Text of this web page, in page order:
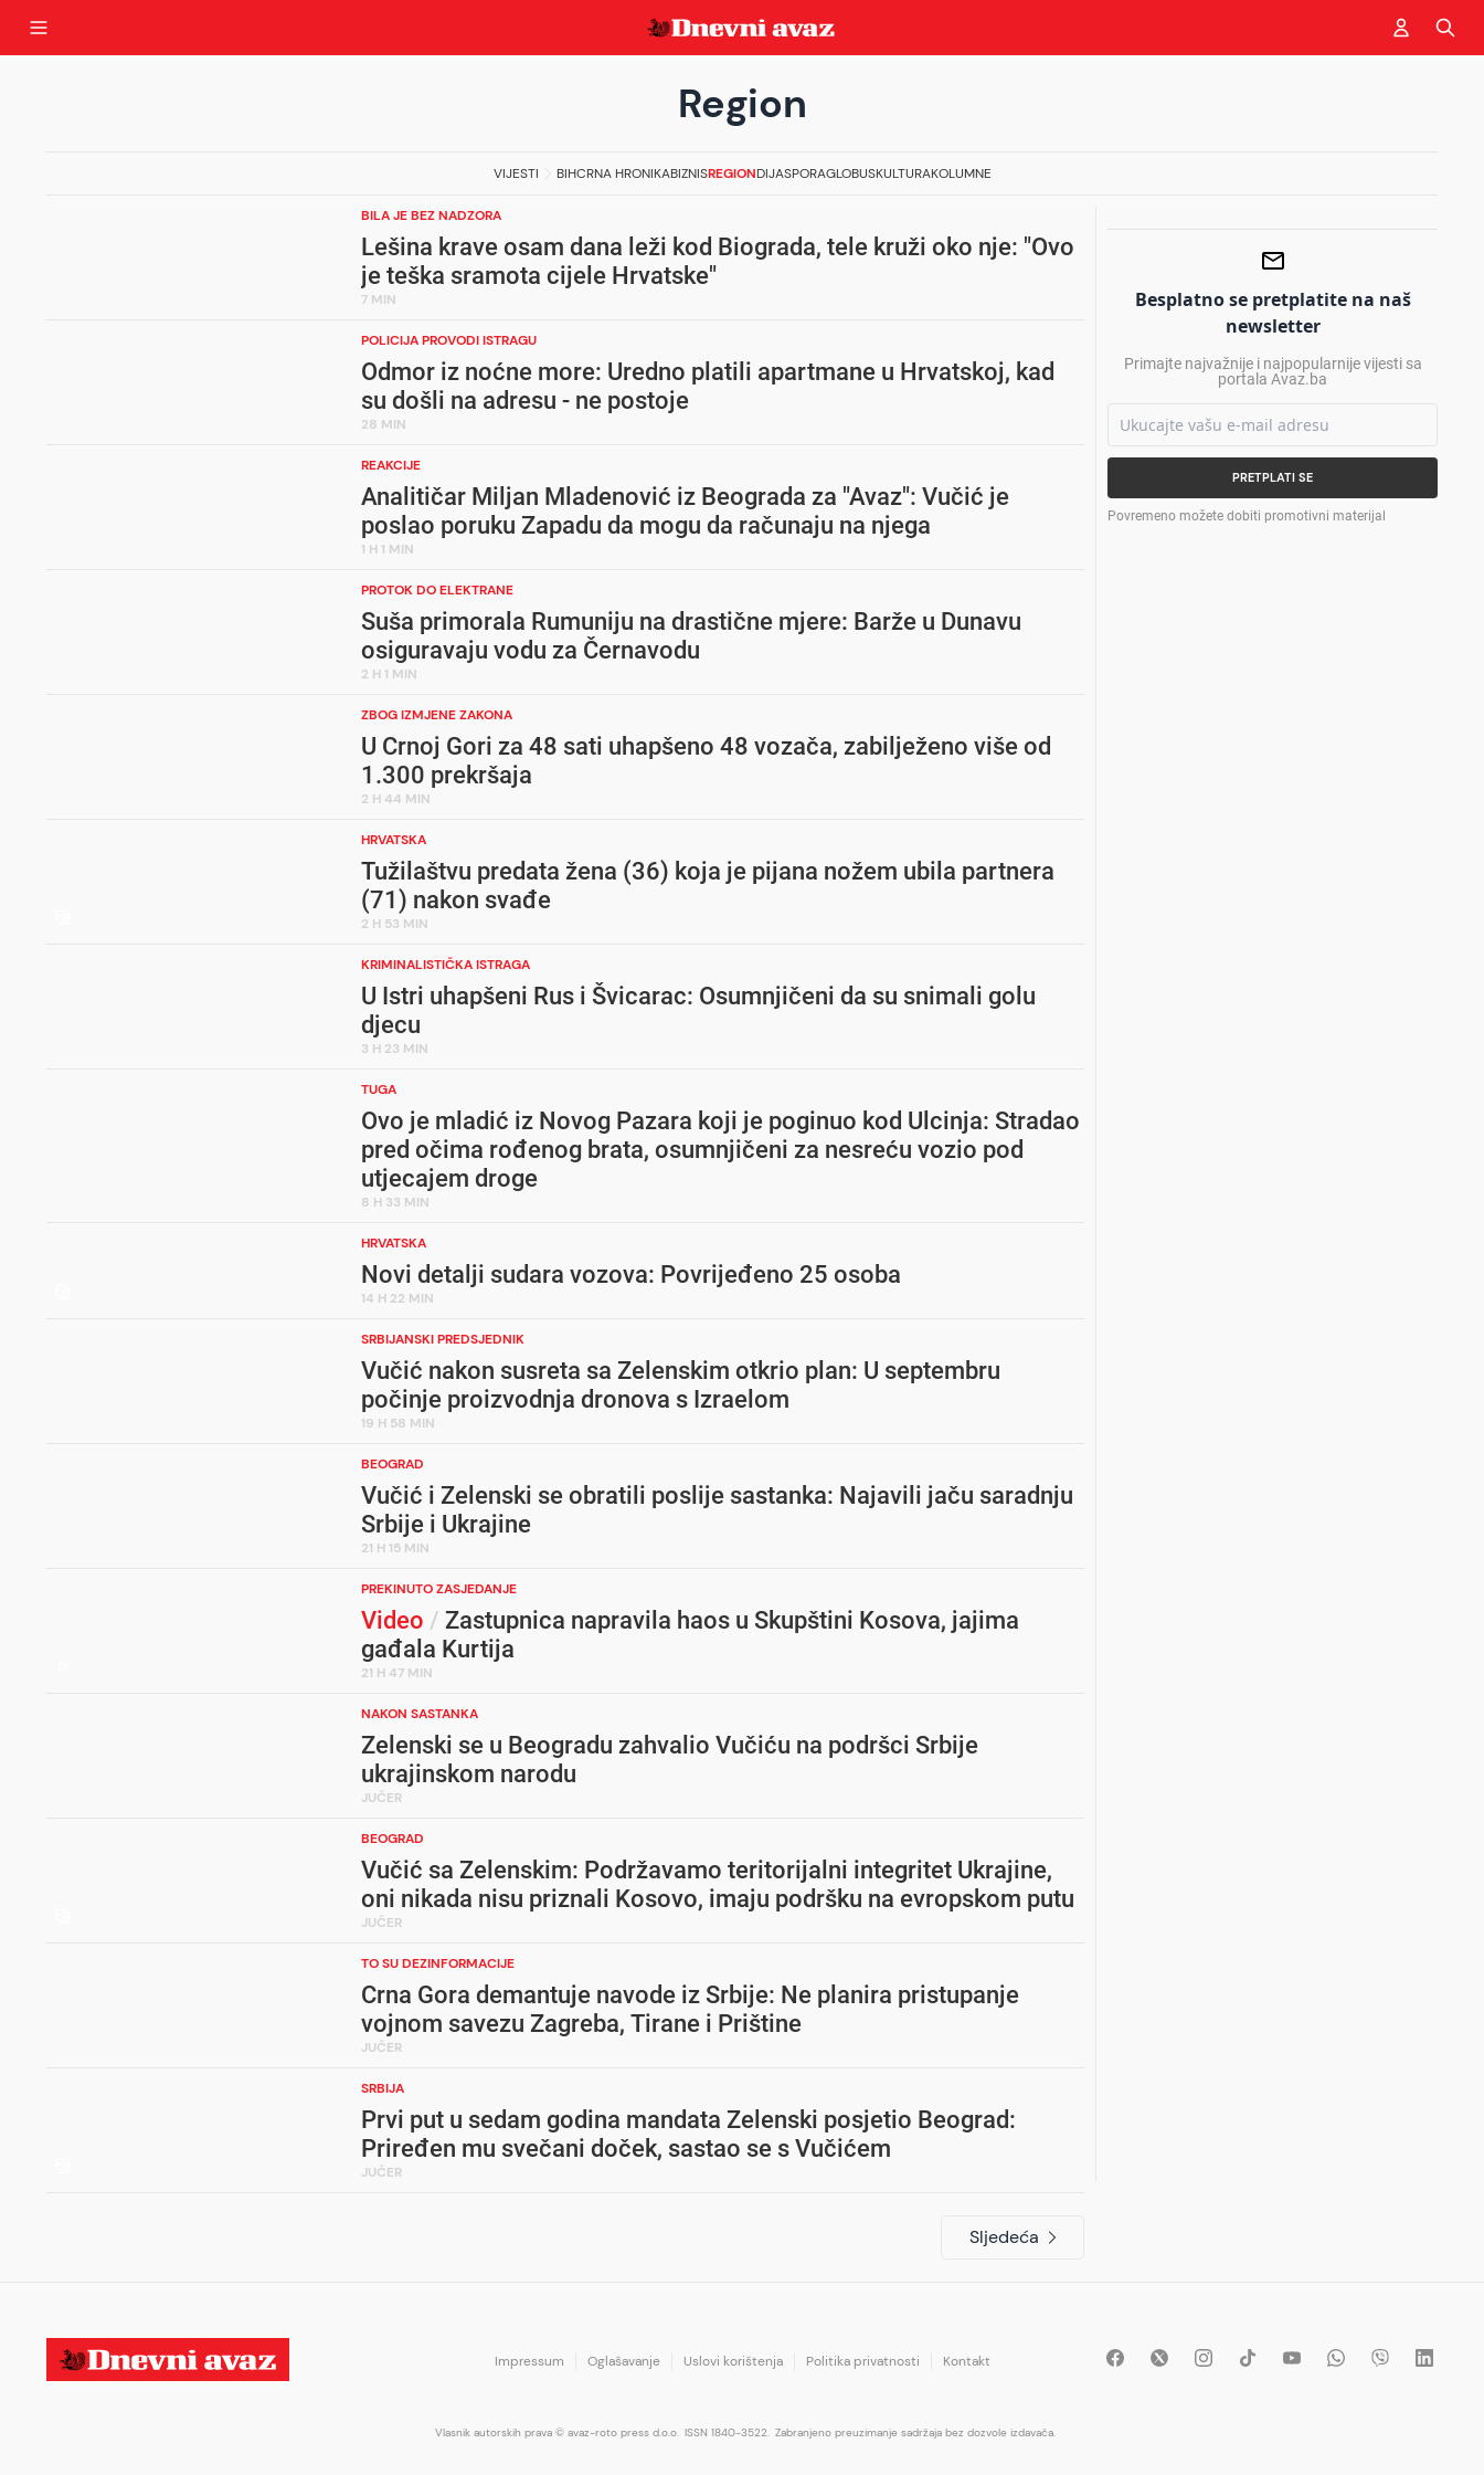
Region
VIJESTI BIHCRNA HRONIKABIZNISREGIONDIJASPORAGLOBUSKULTURAKOLUMNE
BILA JE BEZ NADZORA
Lešina krave osam dana leži kod Biograda, tele kruži oko nje: "Ovo
je teška sramota cijele Hrvatske"
7 MIN
POLICIJA PROVODI ISTRAGU
Odmor iz noćne more: Uredno platili apartmane u Hrvatskoj, kad
su došli na adresu - ne postoje
28 MIN
REAKCIJE
Analitičar Miljan Mladenović iz Beograda za "Avaz": Vučić je
poslao poruku Zapadu da mogu da računaju na njega
1 H 1 MIN
PROTOK DO ELEKTRANE
Suša primorala Rumuniju na drastične mjere: Barže u Dunavu
osiguravaju vodu za Černavodu
2 H 1 MIN
ZBOG IZMJENE ZAKONA
U Crnoj Gori za 48 sati uhapšeno 48 vozača, zabilježeno više od
1.300 prekršaja
2 H 44 MIN
HRVATSKA
Tužilaštvu predata žena (36) koja je pijana nožem ubila partnera
(71) nakon svađe
2 H 53 MIN
KRIMINALISTIČKA ISTRAGA
U Istri uhapšeni Rus i Švicarac: Osumnjičeni da su snimali golu
djecu
3 H 23 MIN
TUGA
Ovo je mladić iz Novog Pazara koji je poginuo kod Ulcinja: Stradao
pred očima rođenog brata, osumnjičeni za nesreću vozio pod
utjecajem droge
8 H 33 MIN
HRVATSKA
Novi detalji sudara vozova: Povrijeđeno 25 osoba
14 H 22 MIN
SRBIJANSKI PREDSJEDNIK
Vučić nakon susreta sa Zelenskim otkrio plan: U septembru
počinje proizvodnja dronova s Izraelom
19 H 58 MIN
BEOGRAD
Vučić i Zelenski se obratili poslije sastanka: Najavili jaču saradnju
Srbije i Ukrajine
21 H 15 MIN
PREKINUTO ZASJEDANJE
Video / Zastupnica napravila haos u Skupštini Kosova, jajima
gađala Kurtija
21 H 47 MIN
NAKON SASTANKA
Zelenski se u Beogradu zahvalio Vučiću na podršci Srbije
ukrajinskom narodu
JUČER
BEOGRAD
Vučić sa Zelenskim: Podržavamo teritorijalni integritet Ukrajine,
oni nikada nisu priznali Kosovo, imaju podršku na evropskom putu
JUČER
TO SU DEZINFORMACIJE
Crna Gora demantuje navode iz Srbije: Ne planira pristupanje
vojnom savezu Zagreba, Tirane i Prištine
JUČER
SRBIJA
Prvi put u sedam godina mandata Zelenski posjetio Beograd:
Priređen mu svečani doček, sastao se s Vučićem
JUČER
Besplatno se pretplatite na naš
newsletter
Primajte najvažnije i najpopularnije vijesti sa
portala Avaz.ba
PRETPLATI SE
Povremeno možete dobiti promotivni materijal
Sljedeća
Impressum Oglašavanje Uslovi korištenja Politika privatnosti Kontakt
Vlasnik autorskih prava © avaz-roto press d.o.o. ISSN 1840-3522. Zabranjeno preuzimanje sadržaja bez dozvole izdavača.